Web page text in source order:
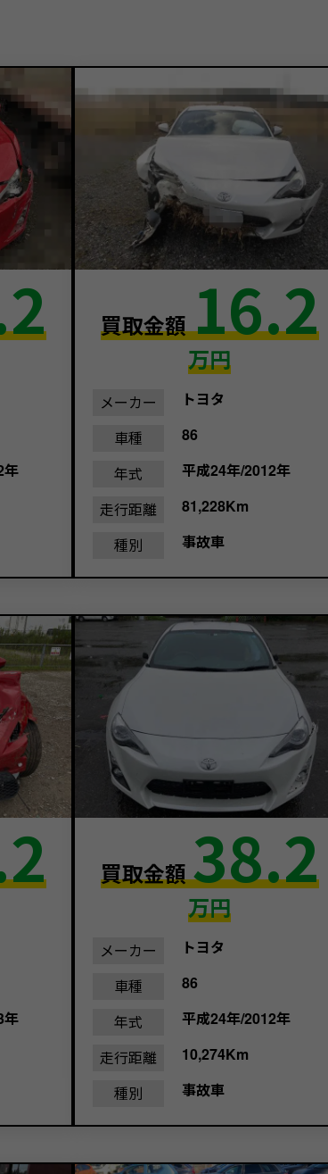
年
買取金額16.2
万円
メーカー
トヨタ
車種
86
年式
平成24年/2012年
走行距離
81,228Km
種別
事故車
年
買取金額38.2
万円
メーカー
トヨタ
車種
86
年式
平成24年/2012年
走行距離
10,274Km
種別
事故車